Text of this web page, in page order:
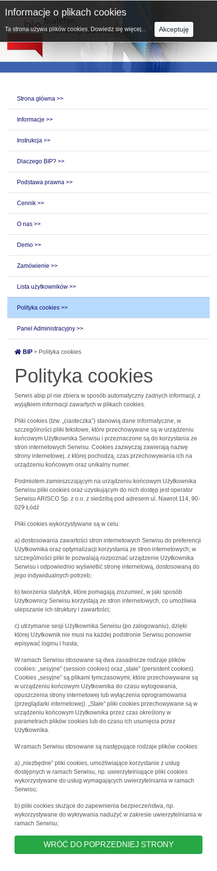
Strona główna >>
Informacje >>
Instrukcja >>
Dlaczego BIP? >>
Podstawa prawna >>
Cennik >>
O nas >>
Demo >>
Zamówienie >>
Lista użytkowników >>
Polityka cookies >>
Panel Administracyjny >>
BIP > Polityka cookies
Polityka cookies
Serwis abip.pl nie zbiera w sposób automatyczny żadnych informacji, z
wyjątkiem informacji zawartych w plikach cookies.
Pliki cookies (tzw. „ciasteczka”) stanowią dane informatyczne, w
szczególności pliki tekstowe, które przechowywane są w urządzeniu
końcowym Użytkownika Serwisu i przeznaczone są do korzystania ze
stron internetowych Serwisu. Cookies zazwyczaj zawierają nazwę
strony internetowej, z której pochodzą, czas przechowywania ich na
urządzeniu końcowym oraz unikalny numer.
Podmiotem zamieszczającym na urządzeniu końcowym Użytkownika
Serwisu pliki cookies oraz uzyskującym do nich dostęp jest operator
Serwisu ARISCO Sp. z o.o. z siedzibą pod adresem ul. Nawrot 114, 90-
029 Łódź
Pliki cookies wykorzystywane są w celu:
a) dostosowania zawartości stron internetowych Serwisu do preferencji
Użytkownika oraz optymalizacji korzystania ze stron internetowych; w
szczególności pliki te pozwalają rozpoznać urządzenie Użytkownika
Serwisu i odpowiednio wyświetlić stronę internetową, dostosowaną do
jego indywidualnych potrzeb;
b) tworzenia statystyk, które pomagają zrozumieć, w jaki sposób
Użytkownicy Serwisu korzystają ze stron internetowych, co umożliwia
ulepszanie ich struktury i zawartości;
c) utrzymanie sesji Użytkownika Serwisu (po zalogowaniu), dzięki
której Użytkownik nie musi na każdej podstronie Serwisu ponownie
wpisywać loginu i hasła;
W ramach Serwisu stosowane są dwa zasadnicze rodzaje plików
cookies: „sesyjne” (session cookies) oraz „stałe” (persistent cookies).
Cookies „sesyjne” są plikami tymczasowymi, które przechowywane są
w urządzeniu końcowym Użytkownika do czasu wylogowania,
opuszczenia strony internetowej lub wyłączenia oprogramowania
(przeglądarki internetowej). „Stałe” pliki cookies przechowywane są w
urządzeniu końcowym Użytkownika przez czas określony w
parametrach plików cookies lub do czasu ich usunięcia przez
Użytkownika.
W ramach Serwisu stosowane są następujące rodzaje plików cookies:
a) „niezbędne” pliki cookies, umożliwiające korzystanie z usług
dostępnych w ramach Serwisu, np. uwierzytelniające pliki cookies
wykorzystywane do usług wymagających uwierzytelniania w ramach
Serwisu;
b) pliki cookies służące do zapewnienia bezpieczeństwa, np.
wykorzystywane do wykrywania nadużyć w zakresie uwierzytelniania w
ramach Serwisu;
WRÓĆ DO POPRZEDNIEJ STRONY
Informacje o plikach cookies
Ta strona używa plików cookies. Dowiedz się więcej... Akceptuję